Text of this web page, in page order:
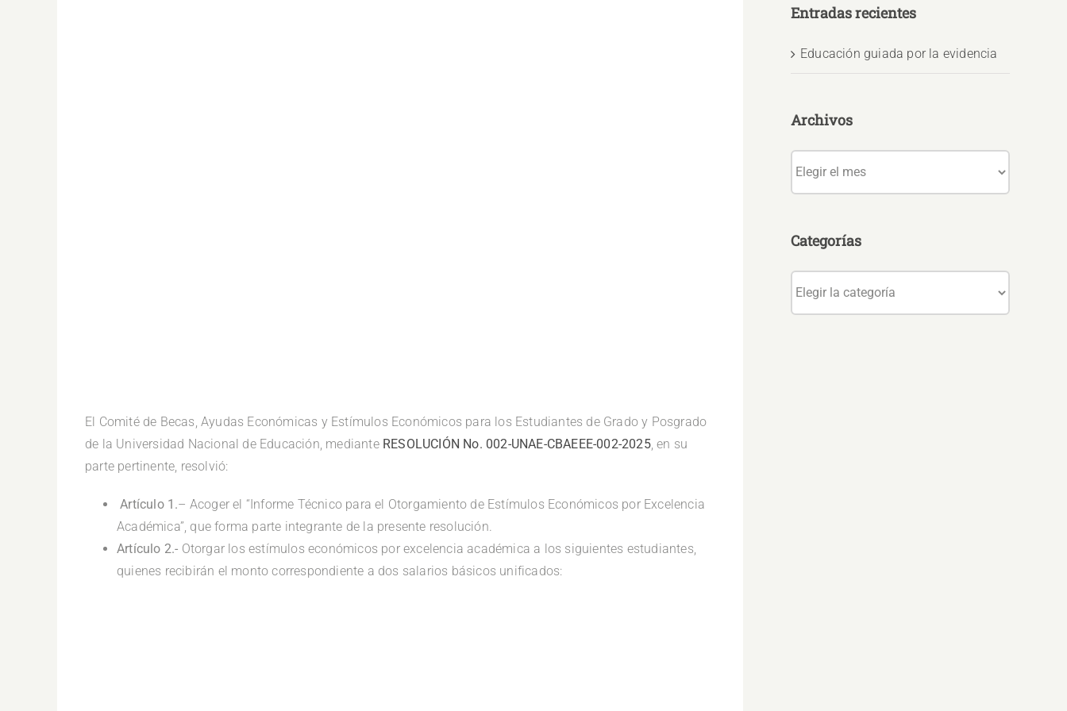
El Comité de Becas, Ayudas Económicas y Estímulos Económicos para los Estudiantes de Grado y Posgrado
de la Universidad Nacional de Educación, mediante RESOLUCIÓN No. 002-UNAE-CBAEEE-002-2025,en su
parte pertinente, resolvió:
Artículo 1.– Acoger el “Informe Técnico para el Otorgamiento de Estímulos Económicos por Excelencia
Académica”, que forma parte integrante de la presente resolución.
Artículo 2.- Otorgar los estímulos económicos por excelencia académica a los siguientes estudiantes,
quienes recibirán el monto correspondiente a dos salarios básicos unificados:
Entradas recientes
Educación guiada por la evidencia
Archivos
Categorías